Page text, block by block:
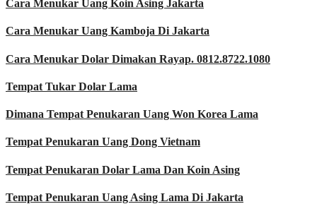
Cara Menukar Uang Koin Asing Jakarta
Cara Menukar Uang Kamboja Di Jakarta
Cara Menukar Dolar Dimakan Rayap. 0812.8722.1080
Tempat Tukar Dolar Lama
Dimana Tempat Penukaran Uang Won Korea Lama
Tempat Penukaran Uang Dong Vietnam
Tempat Penukaran Dolar Lama Dan Koin Asing
Tempat Penukaran Uang Asing Lama Di Jakarta